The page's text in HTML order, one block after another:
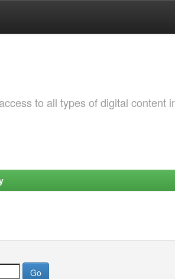
to all types of digital content